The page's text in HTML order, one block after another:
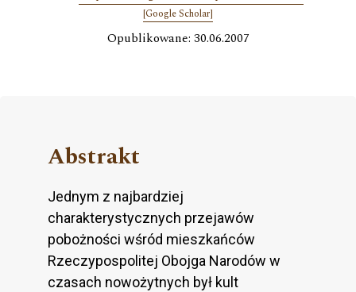
[Google Scholar]
Opublikowane: 30.06.2007
Abstrakt
Jednym z najbardziej
charakterystycznych przejawów
pobożności wśród mieszkańców
Rzeczypospolitej Obojga Narodów w
czasach nowożytnych był kult